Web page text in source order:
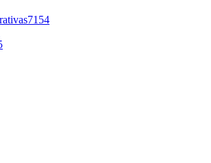
7154